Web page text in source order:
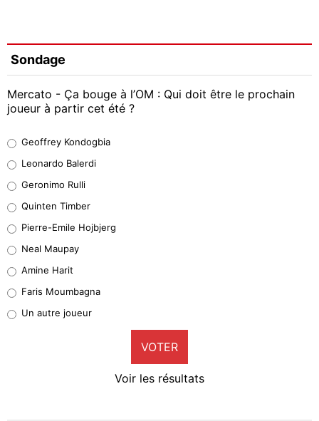
Sondage
Mercato - Ça bouge à l’OM : Qui doit être le prochain
joueur à partir cet été ?
38%
32%
4%
1%
9%
Geoffrey Kondogbia
Leonardo Balerdi
Geronimo Rulli
Quinten Timber
Pierre-Emile Hojbjerg
Neal Maupay
Amine Harit
Faris Moumbagna
Un autre joueur
VOTER
Voir les résultats